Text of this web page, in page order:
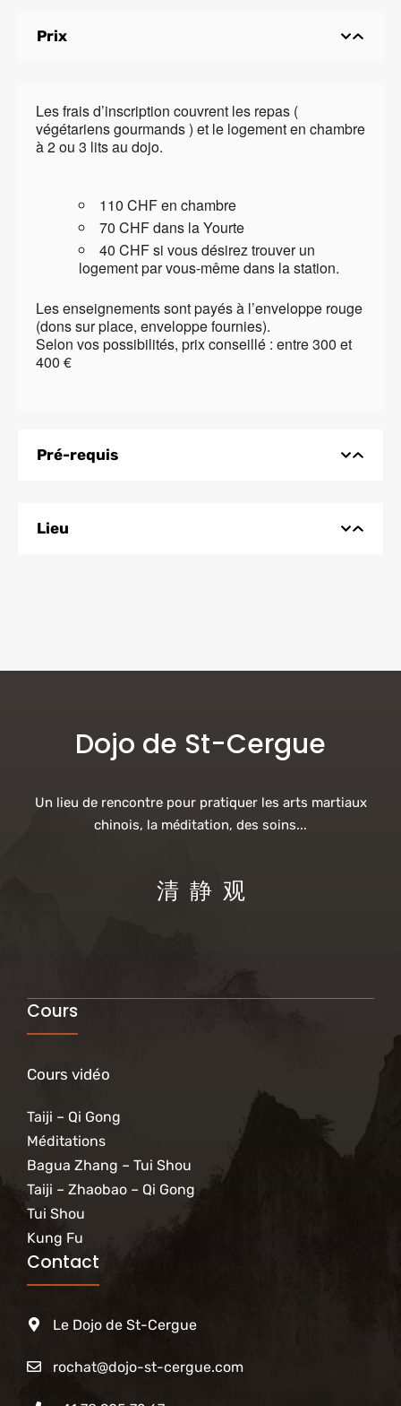
Prix
Les frais d’inscription couvrent les repas (
végétariens gourmands ) et le logement en chambre
à 2 ou 3 lits au dojo.
110 CHF en chambre
70 CHF dans la Yourte
40 CHF si vous désirez trouver un
logement par vous-même dans la station.
Les enseignements sont payés à l’enveloppe rouge
(dons sur place, enveloppe fournies).
Selon vos possibilités, prix conseillé : entre 300 et
400 €
Pré-requis
Lieu
Dojo de St-Cergue
Un lieu de rencontre pour pratiquer les arts martiaux
chinois, la méditation, des soins...
清 静 观
Cours
Cours vidéo
Taiji – Qi Gong
Méditations
Bagua Zhang – Tui Shou
Taiji – Zhaobao – Qi Gong
Tui Shou
Kung Fu
Contact
Le Dojo de St-Cergue
rochat@dojo-st-cergue.com